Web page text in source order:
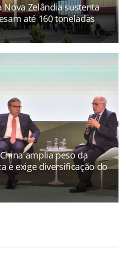
Zelândia sustenta
até 160 toneladas
amplia peso da
e exige diversificação do